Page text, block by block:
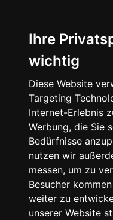
Ihre
wichtig
Diese Website
Targeting
Internet-Erlebnis
Werbung, die Sie
Bedürfnisse
nutzen wir
messen, um zu
Besucher
weiter zu
unserer Website